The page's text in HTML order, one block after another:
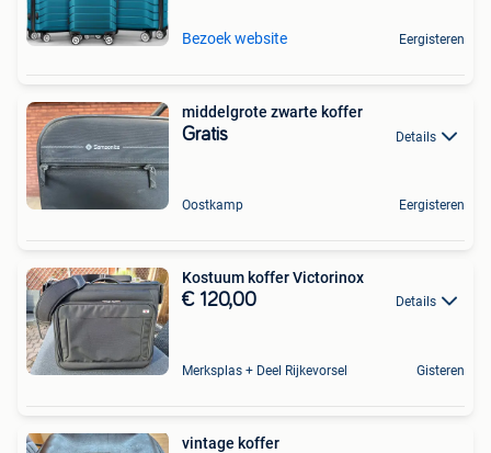
Bezoek website Eergisteren
middelgrote zwarte koffer
Gratis Details
Oostkamp Eergisteren
Kostuum koffer Victorinox
€ 120,00 Details
Merksplas + Deel Rijkevorsel Gisteren
vintage koffer